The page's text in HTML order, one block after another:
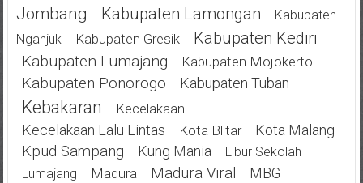
Jombang
Kabupaten Lamongan
Kabupaten
Nganjuk
Kabupaten Gresik Kabupaten Kediri
Kabupaten Lumajang Kabupaten Mojokerto
Kabupaten Ponorogo Kabupaten Tuban
Kebakaran Kecelakaan
Kecelakaan Lalu Lintas Kota Blitar Kota Malang
Kpud Sampang Kung Mania
Libur Sekolah
Lumajang
Madura Madura Viral MBG